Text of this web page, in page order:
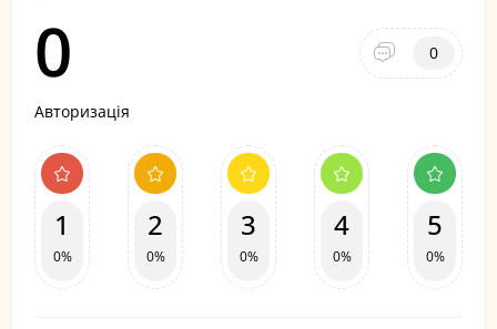
0 0
Авторизація
1
0%
2
0%
3
0%
4
0%
5
0%